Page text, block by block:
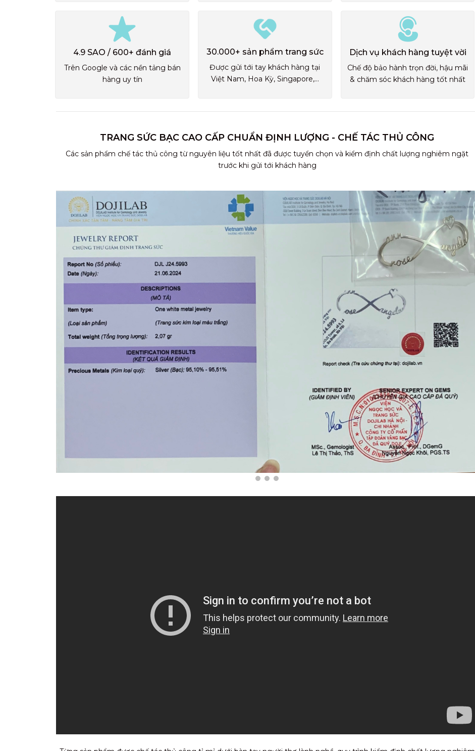
4.9 SAO / 600+ đánh giá
Trên Google và các nền tảng bán
hàng uy tín
30.000+ sản phẩm trang sức
Được gửi tới tay khách hàng tại
Việt Nam, Hoa Kỳ, Singapore,...
Dịch vụ khách hàng tuyệt vời
Chế độ bảo hành trọn đời, hậu mãi
& chăm sóc khách hàng tốt nhất
TRANG SỨC BẠC CAO CẤP CHUẨN ĐỊNH LƯỢNG - CHẾ TÁC THỦ CÔNG
Các sản phẩm chế tác thủ công từ nguyên liệu tốt nhất đã được tuyển chọn và kiểm định chất lượng nghiêm ngặt
trước khi gửi tới khách hàng